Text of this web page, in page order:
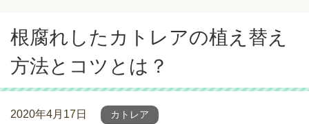
根腐れしたカトレアの植え替え
方法とコツとは？
2020年4月17日 カトレア